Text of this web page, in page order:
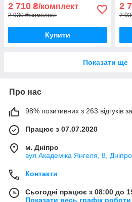
2 710 ₴/комплект
2 930 ₴/комплект
Купити
2
2
Показати ще
Про нас
98% позитивних з 263 відгуків
Працює з 07.07.2020
м. Дніпро
вул Академіка Янгеля, 8,
Контакти
Сьогодні працює з 08:00 до
Показати весь графік роботи